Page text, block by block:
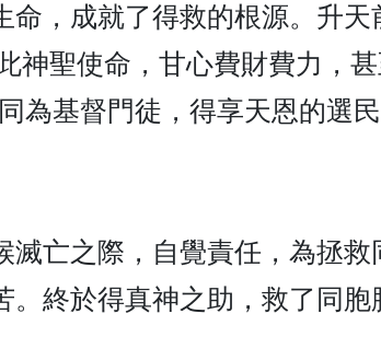
，成就了得救的根源。升天
神聖使命，甘心費財費力，
為基督門徒，得享天恩的選
亡之際，自覺責任，為拯救
終於得真神之助，救了同胞